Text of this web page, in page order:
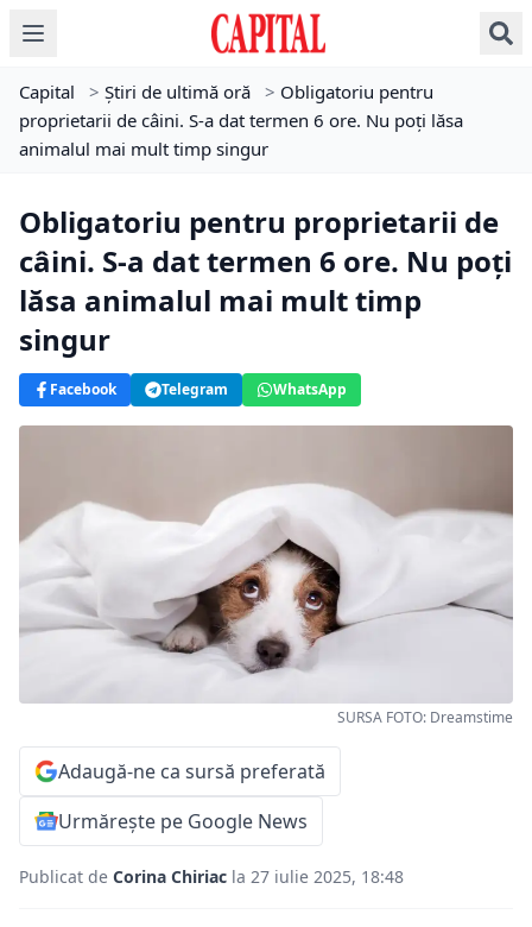
Capital > Știri de ultimă oră > Obligatoriu pentru
proprietarii de câini. S-a dat termen 6 ore. Nu poți lăsa
animalul mai mult timp singur
Obligatoriu pentru proprietarii de
câini. S-a dat termen 6 ore. Nu poți
lăsa animalul mai mult timp
singur
Facebook Telegram WhatsApp
SURSA FOTO: Dreamstime
Adaugă-ne ca sursă preferată
Urmărește pe Google News
Publicat de Corina Chiriac la 27 iulie 2025, 18:48